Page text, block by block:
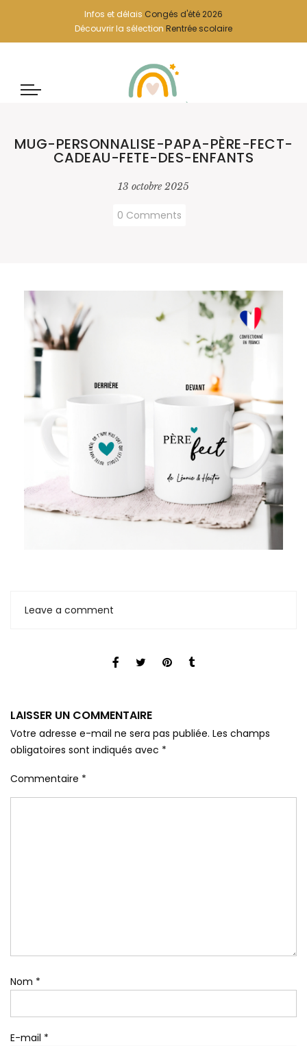
Infos et délais Congés d'été 2026
Découvrir la sélection Rentrée scolaire
MUG-PERSONNALISE-PAPA-PÈRE-FECT-
CADEAU-FETE-DES-ENFANTS
13 octobre 2025
0 Comments
Leave a comment
LAISSER UN COMMENTAIRE
Votre adresse e-mail ne sera pas publiée. Les champs
obligatoires sont indiqués avec *
Commentaire *
Nom *
E-mail *